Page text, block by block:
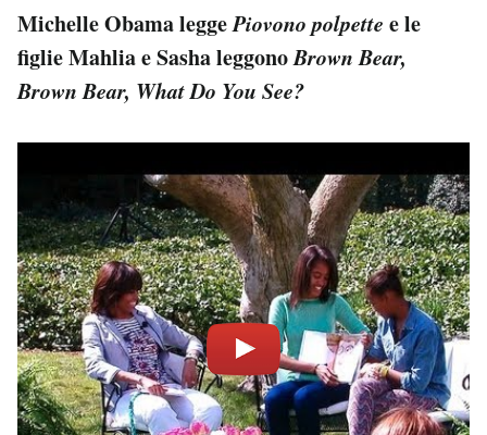
Michelle Obama leggePiovono polpette e le
figlie Mahlia e Sasha leggonoBrown Bear,
Brown Bear, What Do You See?